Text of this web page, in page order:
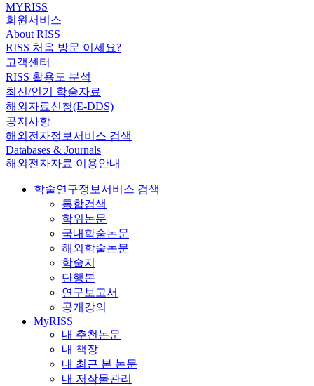
MYRISS
회원서비스
About RISS
RISS 처음 방문 이세요?
고객센터
RISS 활용도 분석
최신/인기 학술자료
해외자료신청(E-DDS)
공지사항
해외전자정보서비스 검색
Databases & Journals
해외전자자료 이용안내
학술연구정보서비스 검색
통합검색
학위논문
국내학술논문
해외학술논문
학술지
단행본
연구보고서
공개강의
MyRISS
내 추천논문
내 책장
내 최근 본 논문
내 저작물관리